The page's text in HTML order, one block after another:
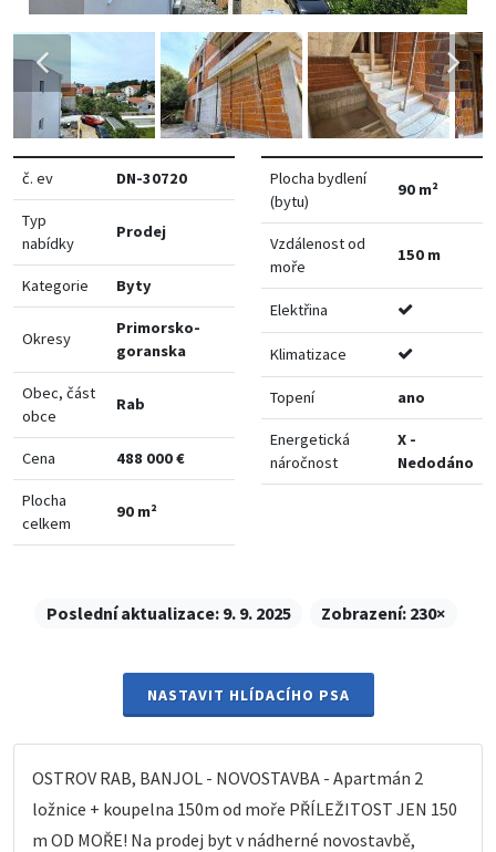
č. ev DN-30720
Typ
nabídky
Prodej
Kategorie Byty
Okresy
Primorsko-
goranska
Obec, část
obce
Rab
Cena 488 000 €
Plocha
celkem
90 m²
Plocha bydlení
(bytu)
90 m²
Vzdálenost od
moře
150 m
Elektřina
Klimatizace
Topení ano
Energetická
náročnost
X -
Nedodáno
Poslední aktualizace: 9. 9. 2025 Zobrazení: 230×
NASTAVIT HLÍDACÍHO PSA
OSTROV RAB, BANJOL - NOVOSTAVBA - Apartmán 2
ložnice + koupelna 150m od moře PŘÍLEŽITOST JEN 150
m OD MOŘE! Na prodej byt v nádherné novostavbě,